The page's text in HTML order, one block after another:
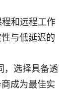
和远程工作
与低延迟的
，选择具备透
成为最佳实